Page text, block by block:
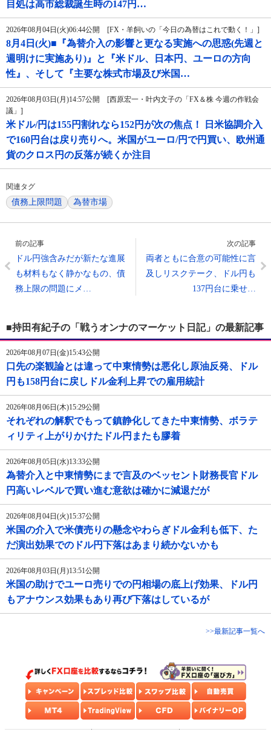
目処は高市総裁誕生時の147円…
2026年08月04日(火)06:44公開 [FX・羊飼いの「今日の為替はこれで動く！」]
8月4日(火)■『為替介入の影響と更なる実施への思惑(先週と
週明けに実施あり)』と『米ドル、日本円、ユーロの方向
性』、そして『主要な株式市場及び米国…
2026年08月03日(月)14:57公開 [西原宏一・叶内文子の「FX＆株 今週の作戦会
議」]
米ドル/円は155円割れなら152円が次の焦点！ 日米協調介入
で160円台は戻り売りへ。米国がユーロ/円で円買い、欧州通
貨のクロス円の反落が続くか注目
関連タグ
債務上限問題 為替市場
前の記事
ドル円強含みだが新たな進展
も材料もなく静かなもの、債
務上限の問題にメ…
次の記事
両者ともに合意の可能性に言
及しリスクテーク、ドル円も
137円台に乗せ…
■持田有紀子の「戦うオンナのマーケット日記」の最新記事
2026年08月07日(金)15:43公開
口先の楽観論とは違って中東情勢は悪化し原油反発、ドル
円も158円台に戻しドル金利上昇での雇用統計
2026年08月06日(木)15:29公開
それぞれの解釈でもって鎮静化してきた中東情勢、ボラテ
ィリティ上がりかけたドル円またも膠着
2026年08月05日(水)13:33公開
為替介入と中東情勢にまで言及のベッセント財務長官ドル
円高いレベルで買い進む意欲は確かに減退だが
2026年08月04日(火)15:37公開
米国の介入で米債売りの懸念やわらぎドル金利も低下、た
だ演出効果でのドル円下落はあまり続かないかも
2026年08月03日(月)13:51公開
米国の助けでユーロ売りでの円相場の底上げ効果、ドル円
もアナウンス効果もあり再び下落はしているが
>>最新記事一覧へ